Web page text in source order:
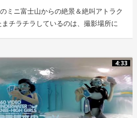
ミニ富士山からの絶景＆絶叫アトラク
チラチラしているのは、撮影場所に
後日外周を回っている「ドド
」に変わりました。リニューアル後に
movies/4fcb52df-b1c8-41ba-
4:33